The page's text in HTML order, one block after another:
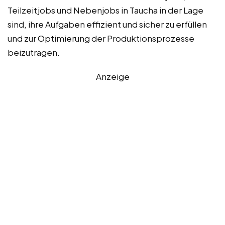
Teilzeitjobs und Nebenjobs in Taucha in der Lage
sind, ihre Aufgaben effizient und sicher zu erfüllen
und zur Optimierung der Produktionsprozesse
beizutragen.
Anzeige